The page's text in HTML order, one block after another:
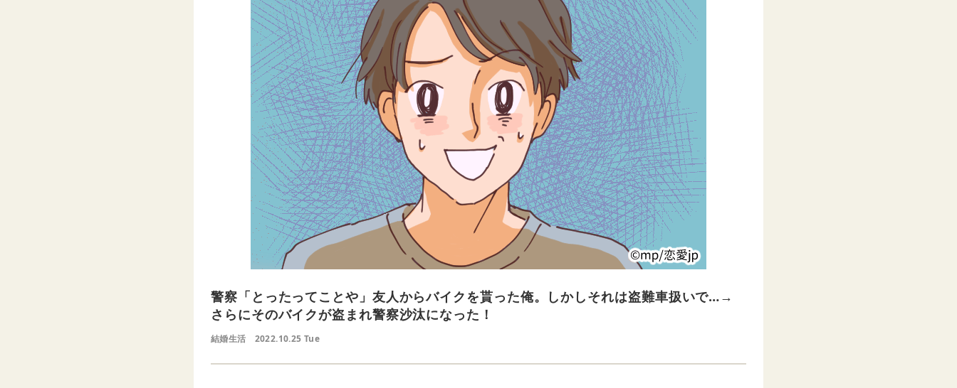
警察「とったってことや」友人からバイクを貰った俺。しかしそれは盗難車扱いで…→
さらにそのバイクが盗まれ警察沙汰になった！
結婚生活 2022.10.25 Tue